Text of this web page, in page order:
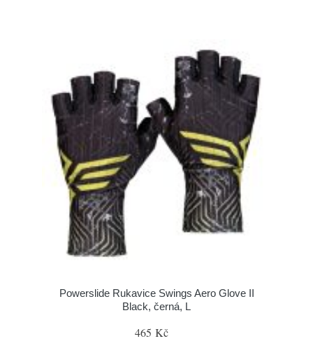
Powerslide Rukavice Swings Aero Glove II
Black, černá, L
465 Kč